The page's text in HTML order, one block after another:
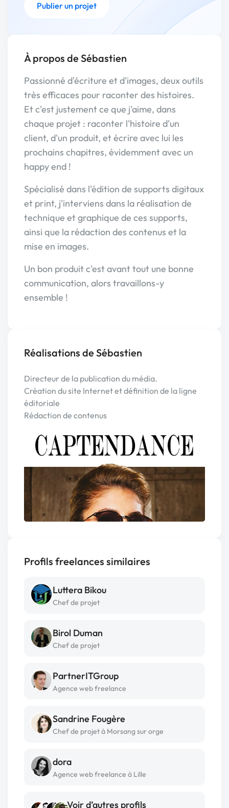
Publier un projet
À propos de Sébastien
Passionné d'écriture et d'images, deux outils
très efficaces pour raconter des histoires.
Et c'est justement ce que j'aime, dans
chaque projet : raconter l'histoire d'un
client, d'un produit, et écrire avec lui les
prochains chapitres, évidemment avec un
happy end !
Spécialisé dans l'édition de supports digitaux
et print, j'interviens dans la réalisation de
technique et graphique de ces supports,
ainsi que la rédaction des contenus et la
mise en images.
Un bon produit c'est avant tout une bonne
communication, alors travaillons-y
ensemble !
Réalisations de Sébastien
Directeur de la publication du média.
Création du site Internet et définition de la ligne
éditoriale
Rédaction de contenus
Profils freelances similaires
Luttera Bikou
Chef de projet
Birol Duman
Chef de projet
PartnerITGroup
Agence web freelance
Sandrine Fougère
Chef de projet à Morsang sur orge
dora
Agence web freelance à Lille
Voir d’autres profils